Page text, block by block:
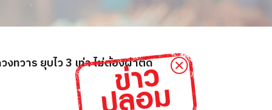
วาร ยุบไว 3 เท่า ไม่ต้องผ่าตัด